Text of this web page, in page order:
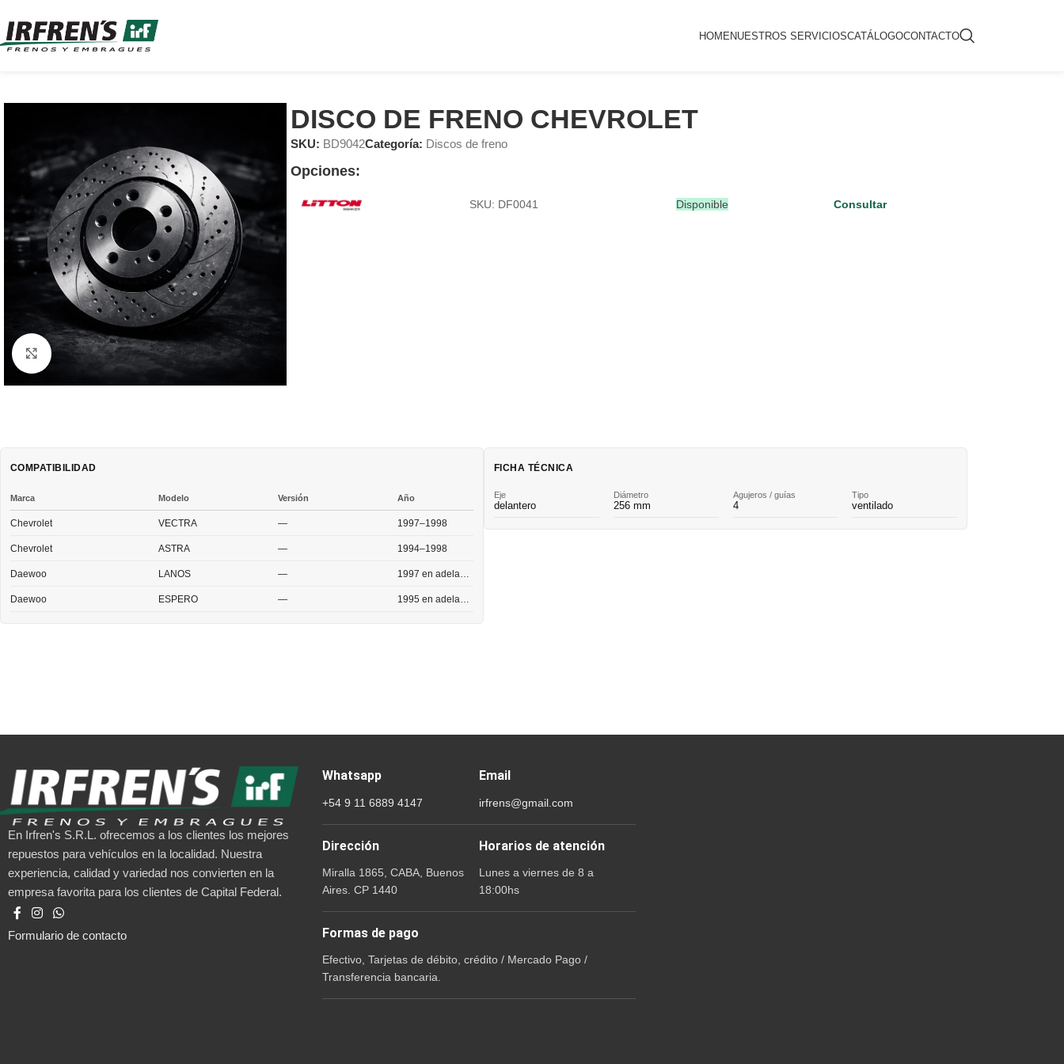
HOMENUESTROS SERVICIOSCATÁLOGOCONTACTO
Clic para ampliar
DISCO DE FRENO CHEVROLET
SKU: BD9042Categoría: Discos de freno
Opciones:
SKU: DF0041 Disponible Consultar
COMPATIBILIDAD
Marca Modelo Versión Año
Chevrolet VECTRA — 1997–1998
Chevrolet ASTRA — 1994–1998
Daewoo LANOS —
Daewoo ESPERO —
FICHA TÉCNICA
Eje
delantero
Diámetro
256 mm
Agujeros / guías
4
Tipo
ventilado
En Irfren's S.R.L. ofrecemos a los clientes los mejores
repuestos para vehículos en la localidad. Nuestra
experiencia, calidad y variedad nos convierten en la
empresa favorita para los clientes de Capital Federal.
Formulario de contacto
Whatsapp
+54 9 11 6889 4147
Email
irfrens@gmail.com
Dirección
Miralla 1865, CABA, Buenos
Aires. CP 1440
Horarios de atención
Lunes a viernes de 8 a
18:00hs
Formas de pago
Efectivo, Tarjetas de débito, crédito / Mercado Pago /
Transferencia bancaria.